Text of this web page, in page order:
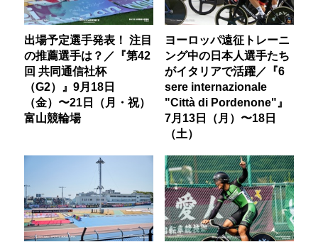
出場予定選手発表！ 注目
の推薦選手は？／『第42
回 共同通信社杯
（G2）』9月18日
（金）〜21日（月・祝）
富山競輪場
ヨーロッパ遠征トレーニ
ング中の日本人選手たち
がイタリアで活躍／『6
sere internazionale
"Città di Pordenone"』
7月13日（月）〜18日
（土）